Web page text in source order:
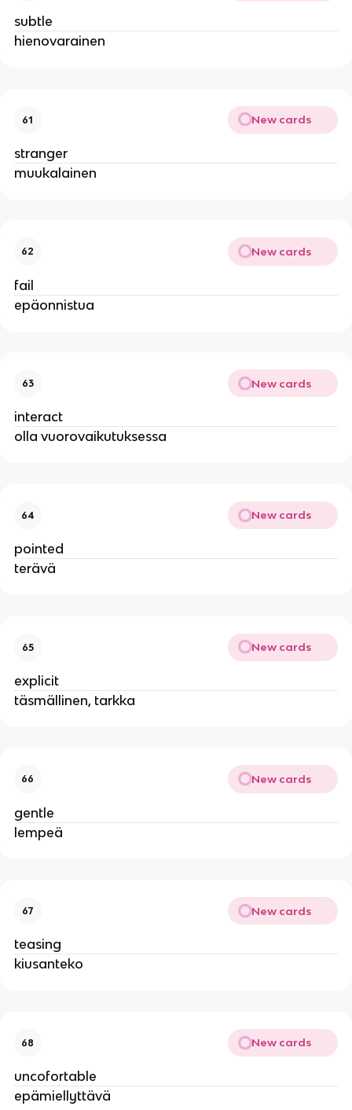
subtle
hienovarainen
61 New cards
stranger
muukalainen
62 New cards
fail
epäonnistua
63 New cards
interact
olla vuorovaikutuksessa
64 New cards
pointed
terävä
65 New cards
explicit
täsmällinen, tarkka
66 New cards
gentle
lempeä
67 New cards
teasing
kiusanteko
68 New cards
uncofortable
epämiellyttävä